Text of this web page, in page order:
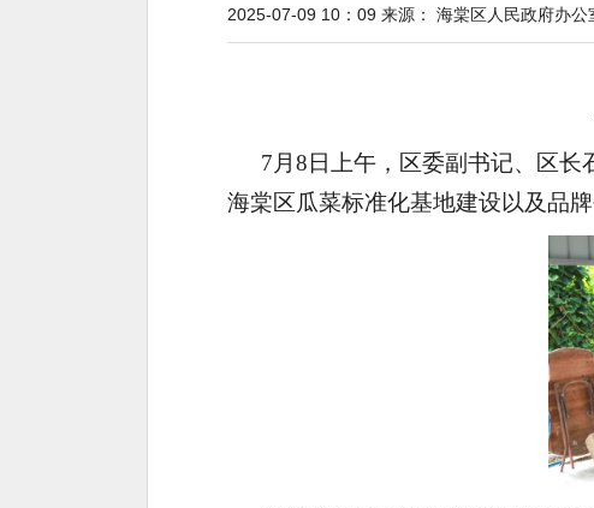
2025-07-09 10：09 来源： 海棠区人民政府办公
7月8日上午，区委副书记、区长
海棠区瓜菜标准化基地建设以及品